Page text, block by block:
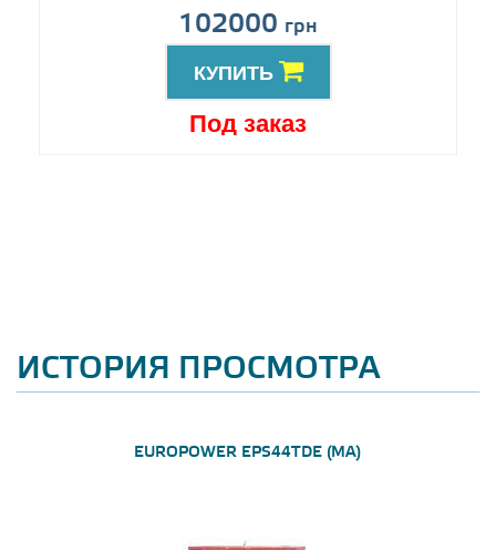
102000 грн
КУПИТЬ
Под заказ
ИСТОРИЯ ПРОСМОТРА
EUROPOWER EPS44TDE (MA)